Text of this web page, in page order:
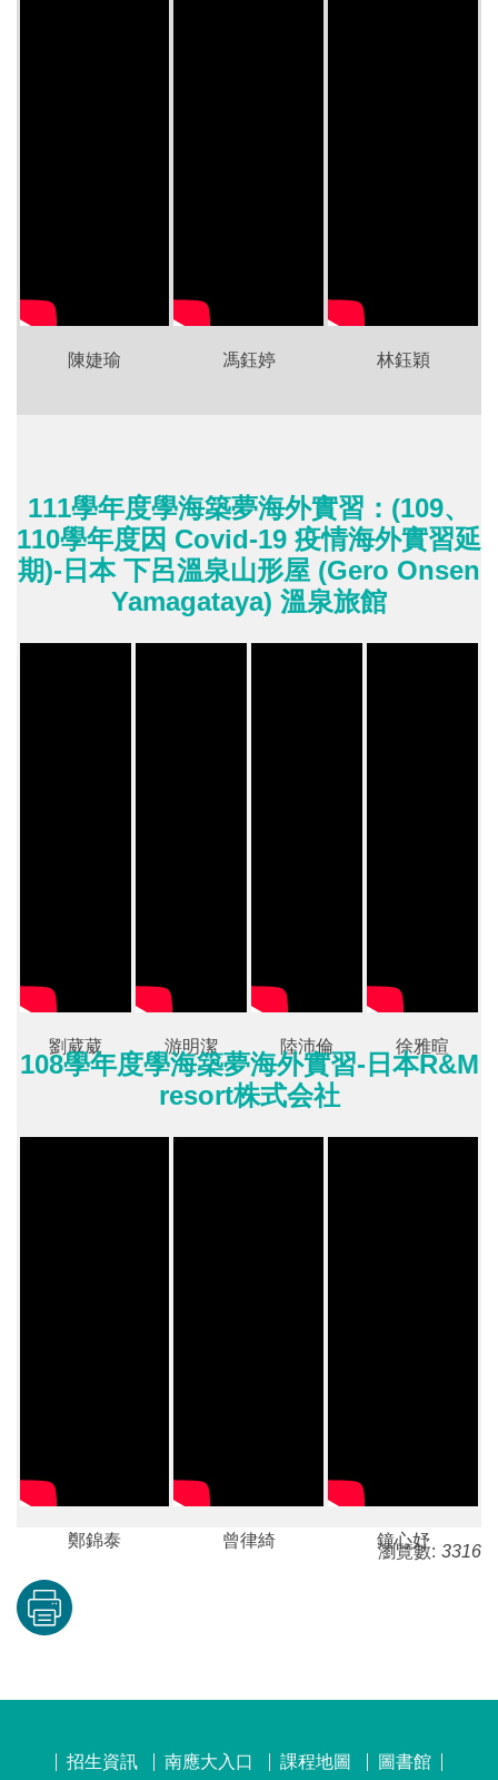
陳婕瑜 馮鈺婷 林鈺穎
111學年度學海築夢海外實習：(109、
110學年度因 Covid-19 疫情海外實習延
期)-日本 下呂溫泉山形屋 (Gero Onsen
Yamagataya) 溫泉旅館
劉葳葳 游明潔 陸沛倫 徐雅暄
108學年度學海築夢海外實習-日本R&M
resort株式会社
鄭錦泰 曾律綺 鐘心妤
瀏覽數: 3316
招生資訊 南應大入口 課程地圖 圖書館